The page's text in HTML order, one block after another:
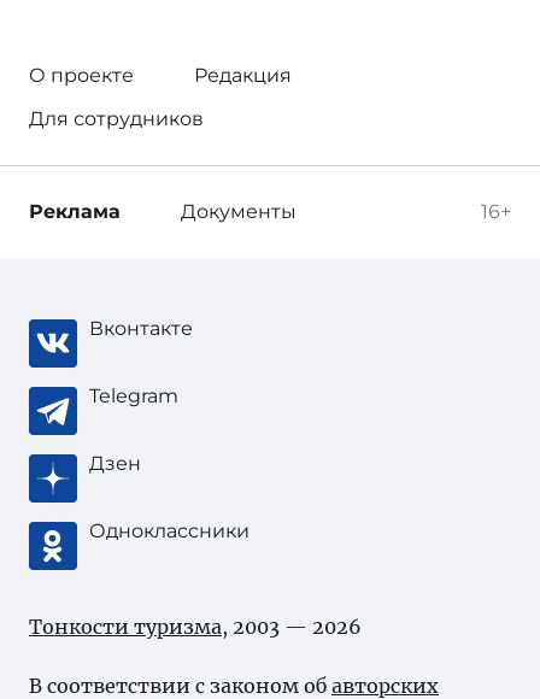
О проекте
Редакция
Для сотрудников
16+
Реклама Документы
Вконтакте
Telegram
Дзен
Одноклассники
Тонкости туризма, 2003 — 2026
В соответствии с законом об авторских